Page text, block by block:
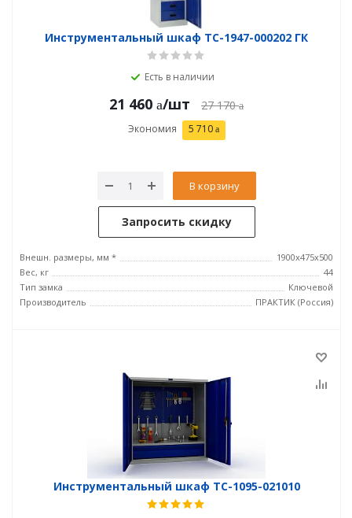
Инструментальный шкаф TC-1947-000202 ГК
Есть в наличии
21 460 /шт 27 170
Экономия 5 710
В корзину
Запросить скидку
Внешн. размеры, мм *
1900x475x500
Вес, кг
44
Тип замка
Ключевой
Производитель
ПРАКТИК (Россия)
Инструментальный шкаф TC-1095-021010